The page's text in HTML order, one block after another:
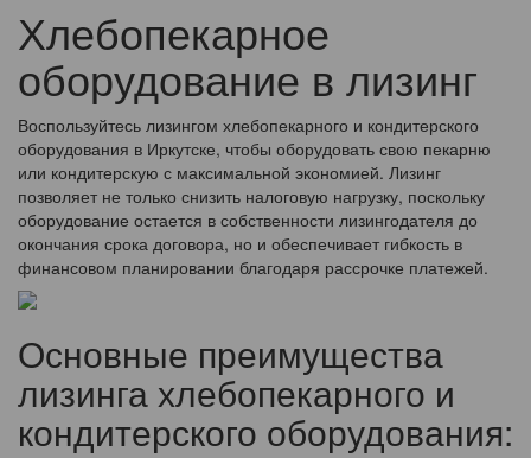
Хлебопекарное
оборудование в лизинг
Воспользуйтесь лизингом хлебопекарного и кондитерского
оборудования в Иркутске, чтобы оборудовать свою пекарню
или кондитерскую с максимальной экономией. Лизинг
позволяет не только снизить налоговую нагрузку, поскольку
оборудование остается в собственности лизингодателя до
окончания срока договора, но и обеспечивает гибкость в
финансовом планировании благодаря рассрочке платежей.
Основные преимущества
лизинга хлебопекарного и
кондитерского оборудования: